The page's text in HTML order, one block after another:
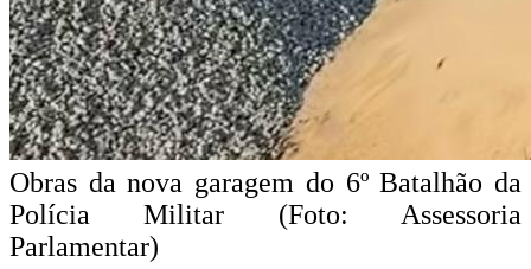
Obras da nova garagem do 6º Batalhão da
Polícia Militar (Foto: Assessoria
Parlamentar)